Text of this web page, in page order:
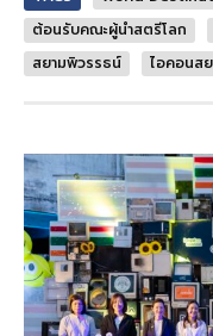
ต้อนรับคณะผู้นำสตรีโลก
สยามพิวรรธน์
ไอคอนส